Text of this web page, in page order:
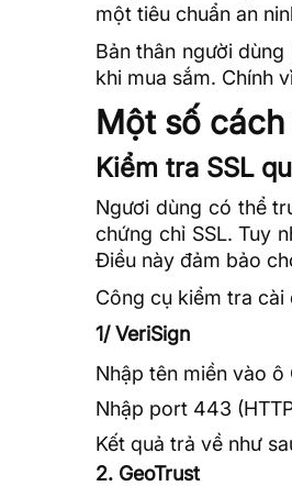
một tiêu chuẩn an
Bản thân người
khi mua sắm. Chính
Một số
Kiểm tra SSL
Ngươi dùng có thể
chứng chỉ SSL. Tuy
Điều này đảm bảo
Công cụ kiểm tra cài
1/ VeriSign
Nhập tên miền vào
Nhập port 443
Kết quả trả về như
2. GeoTrust